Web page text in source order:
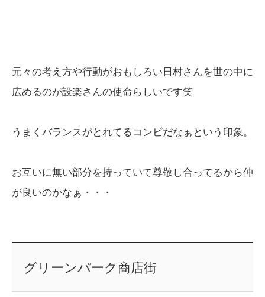
元々の考え方や行動がおもしろい日村さんを世の中に
広めるのが設楽さんの使命らしいです笑
うまくバランスがとれてるコンビだなぁという印象。
お互いに無い部分を持っていて尊敬し合ってるから仲
が良いのかなぁ・・・
グリーンパーク商店街